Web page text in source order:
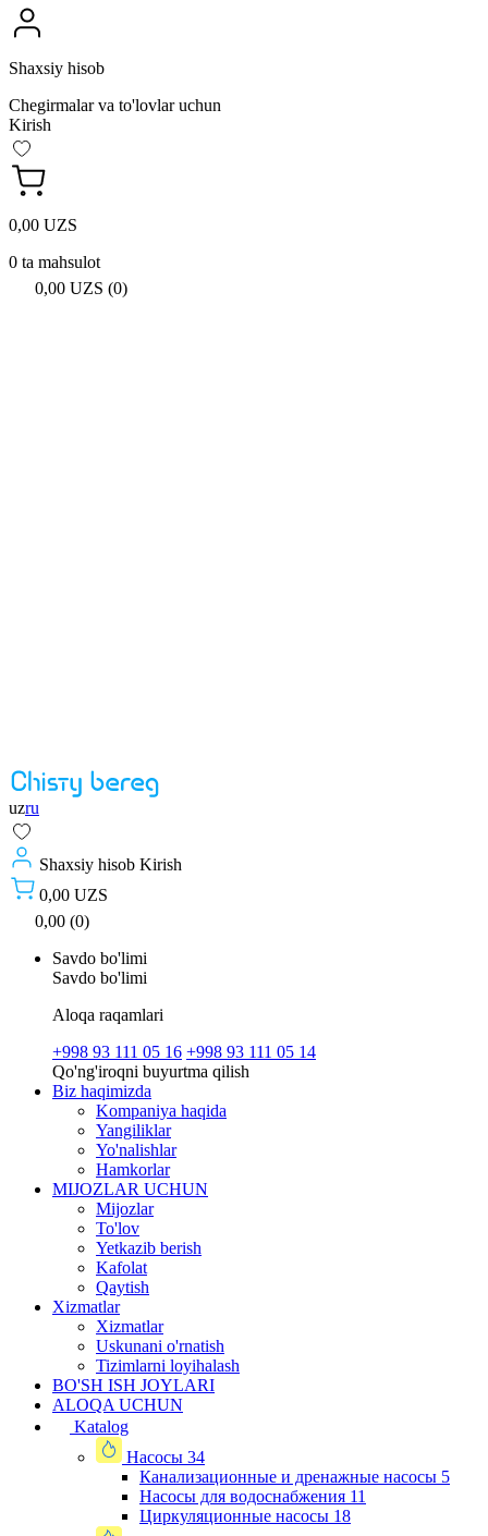
Shaxsiy hisob
Chegirmalar va to'lovlar uchun
Kirish
0,00 UZS
0 ta mahsulot
0,00 UZS (0)
uzru
Shaxsiy hisob Kirish
0,00 UZS
0,00 (0)
Savdo bo'limi
Savdo bo'limi
Aloqa raqamlari
+998 93 111 05 16 +998 93 111 05 14
Qo'ng'iroqni buyurtma qilish
Biz haqimizda
Kompaniya haqida
Yangiliklar
Yo'nalishlar
Hamkorlar
MIJOZLAR UCHUN
Mijozlar
To'lov
Yetkazib berish
Kafolat
Qaytish
Xizmatlar
Xizmatlar
Uskunani o'rnatish
Tizimlarni loyihalash
BO'SH ISH JOYLARI
ALOQA UCHUN
Katalog
Насосы 34
Канализационные и дренажные насосы 5
Насосы для водоснабжения 11
Циркуляционные насосы 18